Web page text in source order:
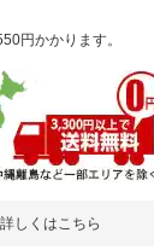
円かかります。
詳しくはこちら